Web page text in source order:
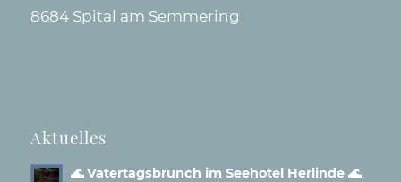
8684 Spital am Semmering
Aktuelles
🌊 Vatertagsbrunch im Seehotel Herlinde 🌊